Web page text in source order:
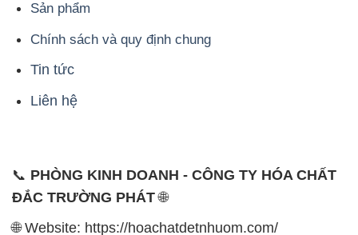
Sản phẩm
Chính sách và quy định chung
Tin tức
Liên hệ
📞 PHÒNG KINH DOANH - CÔNG TY HÓA CHẤT
ĐẮC TRƯỜNG PHÁT🌐
🌐 Website: https://hoachatdetnhuom.com/